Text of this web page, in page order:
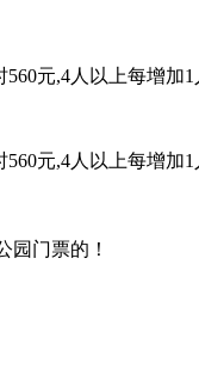
元,4人以上每增加
元,4人以上每增加
园门票的！